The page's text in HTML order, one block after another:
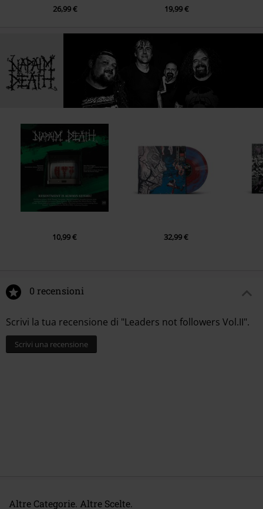
26,99 € 19,99 €
10,99 € 32,99 €
0 recensioni
Scrivi la tua recensione di "Leaders not followers Vol.II".
Scrivi una recensione
Altre Categorie. Altre Scelte.